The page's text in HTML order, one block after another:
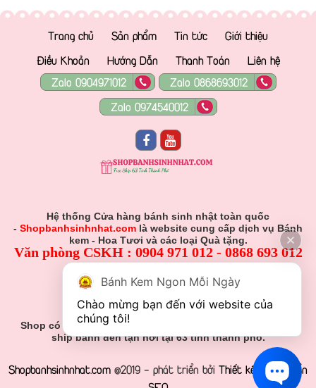
Trang chủ Sản phẩm Tin tức
Giới thiệu
Điều Khoản
Hướng Dẫn Thanh Toán
Liên hệ
Zalo 0904971012
Zalo 0868693012
Zalo 0974540012
Hệ thống Cửa hàng bánh sinh nhật toàn quốc
- Shopbanhsinhnhat.com là website cung cấp dịch vụ Bánh
kem - Hoa Tươi và các loại Quà tặng.
Văn phòng CSKH : 0904 971 012 - 0868 693 012
Hỗ Trợ Viên :
0904 971 012 - 0868 693 012
Gmail: Muabanhsinhnhat@gmail.com
Shop có nhận đơn đặt hàng theo yêu cầu khách hàng và
ship bánh đến tận nơi tại 63 tỉnh thành phố.
Shopbanhsinhnhat.com @2019 - phát triển bởi Thiết kế web chuẩn
Bánh Kem Ngon Mỗi Ngày
Chào mừng bạn đến với website của
chúng tôi!